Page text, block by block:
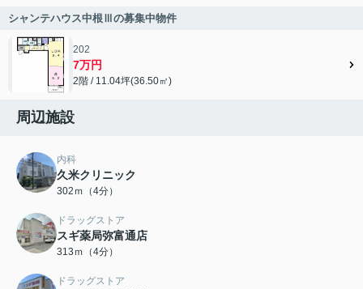
シャンテハウス中根Ⅲの募集中物件
202
7万円
2階 / 11.04坪(36.50㎡)
周辺施設
内科
久米クリニック
302ｍ（4分）
ドラッグストア
スギ薬局弥富通店
313ｍ（4分）
ドラッグストア